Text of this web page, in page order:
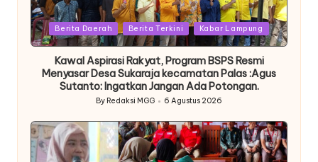
Posted
in
Berita Daerah Berita Terkini Kabar Lampung
Kawal Aspirasi Rakyat, Program BSPS Resmi
Menyasar Desa Sukaraja kecamatan Palas :Agus
Sutanto: Ingatkan Jangan Ada Potongan.
Posted
by
By Redaksi MGG 6 Agustus 2026